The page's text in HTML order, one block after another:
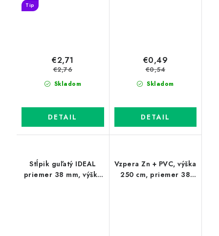
Tip
Skladom
€2,71
€2,76
DETAIL
Skladom
€0,49
€0,54
DETAIL
Stĺpik guľatý IDEAL
priemer 38 mm, výška
Vzpera Zn + PVC, výška
250 cm, priemer 38